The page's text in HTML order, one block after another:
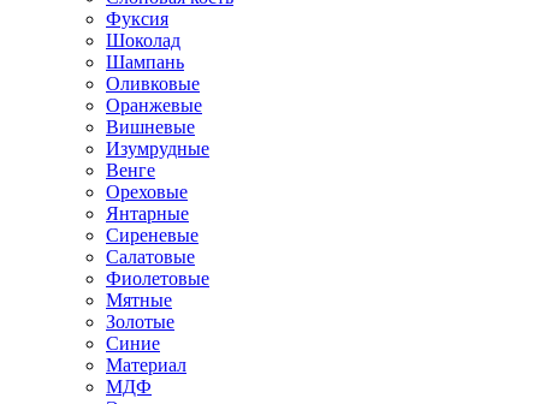
Фуксия
Шоколад
Шампань
Оливковые
Оранжевые
Вишневые
Изумрудные
Венге
Ореховые
Янтарные
Сиреневые
Салатовые
Фиолетовые
Мятные
Золотые
Синие
Материал
МДФ